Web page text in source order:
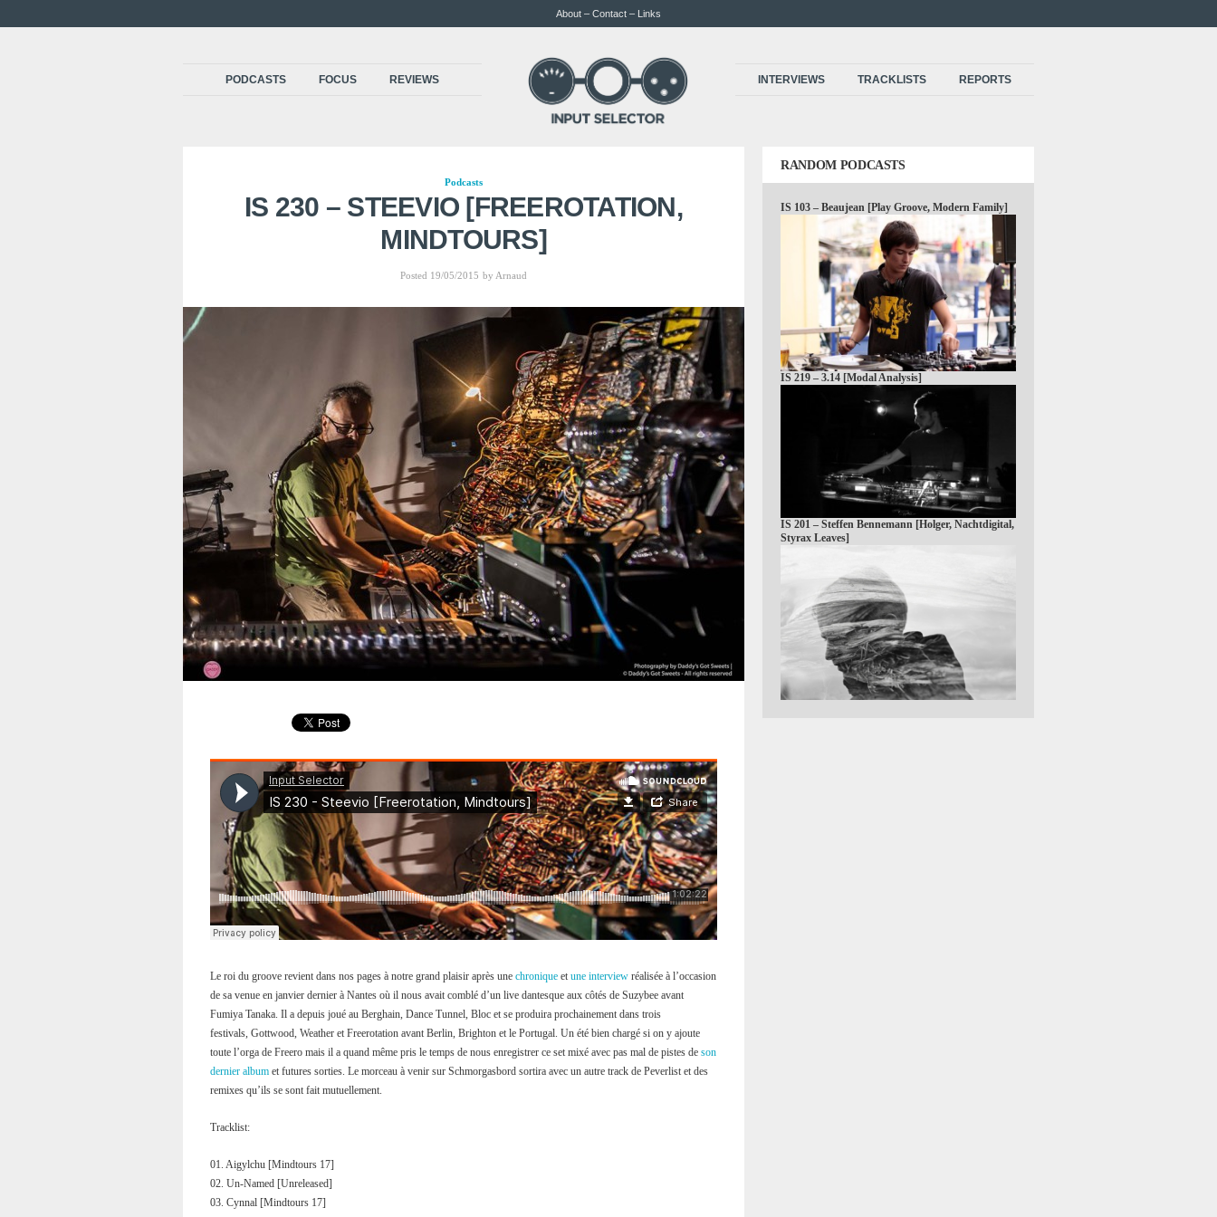
About – Contact – Links
PODCASTS FOCUS REVIEWS INTERVIEWS TRACKLISTS REPORTS
Podcasts
IS 230 – STEEVIO [FREEROTATION,
MINDTOURS]
Posted 19/05/2015 by Arnaud
Le roi du groove revient dans nos pages à notre grand plaisir après une chronique et une interview réalisée à l’occasion
de sa venue en janvier dernier à Nantes où il nous avait comblé d’un live dantesque aux côtés de Suzybee avant
Fumiya Tanaka. Il a depuis joué au Berghain, Dance Tunnel, Bloc et se produira prochainement dans trois
festivals, Gottwood, Weather et Freerotation avant Berlin, Brighton et le Portugal. Un été bien chargé si on y ajoute
toute l’orga de Freero mais il a quand même pris le temps de nous enregistrer ce set mixé avec pas mal de pistes de son
dernier album et futures sorties. Le morceau à venir sur Schmorgasbord sortira avec un autre track de Peverlist et des
remixes qu’ils se sont fait mutuellement.
Tracklist:
01. Aigylchu [Mindtours 17]
02. Un-Named [Unreleased]
03. Cynnal [Mindtours 17]
RANDOM PODCASTS
IS 103 – Beaujean [Play Groove, Modern Family]
IS 219 – 3.14 [Modal Analysis]
IS 201 – Steffen Bennemann [Holger, Nachtdigital,
Styrax Leaves]